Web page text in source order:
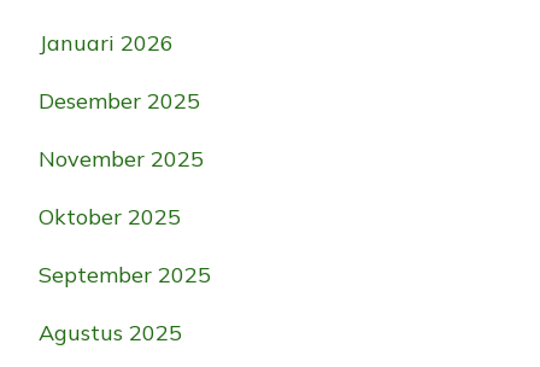
Januari 2026
Desember 2025
November 2025
Oktober 2025
September 2025
Agustus 2025